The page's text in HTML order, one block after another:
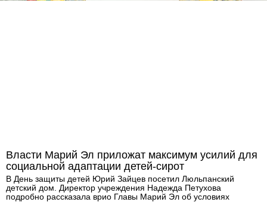
Власти Марий Эл приложат максимум усилий для
социальной адаптации детей-сирот
В День защиты детей Юрий Зайцев посетил Люльпанский
детский дом. Директор учреждения Надежда Петухова
подробно рассказала врио Главы Марий Эл об условиях